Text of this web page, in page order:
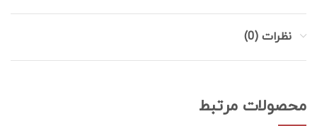
نظرات (0)
محصولات مرتبط